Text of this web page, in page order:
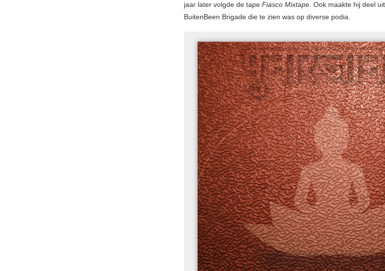
jaar later volgde de tape Fiasco Mixtape. Ook maakte hij deel
BuitenBeen Brigade die te zien was op diverse podia.